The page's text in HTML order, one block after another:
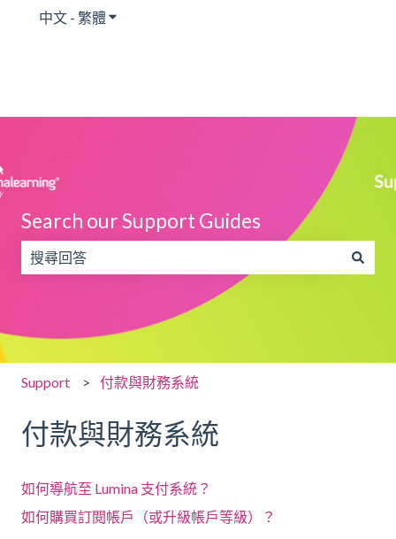
中文 - 繁體 顯示翻譯的子功能表
Search our Support Guides
Support 付款與財務系統
付款與財務系統
如何導航至 Lumina 支付系統？
如何購買訂閱帳戶（或升級帳戶等級）？